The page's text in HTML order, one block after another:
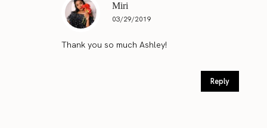
Miri
03/29/2019
Thank you so much Ashley!
Reply